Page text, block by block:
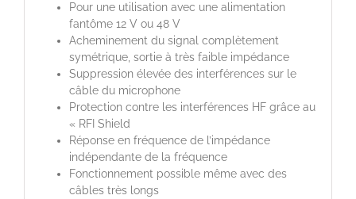
Pour une utilisation avec une alimentation
fantôme 12 V ou 48 V
Acheminement du signal complètement
symétrique, sortie à très faible impédance
Suppression élevée des interférences sur le
câble du microphone
Protection contre les interférences HF grâce au
« RFI Shield
Réponse en fréquence de l’impédance
indépendante de la fréquence
Fonctionnement possible même avec des
câbles très longs